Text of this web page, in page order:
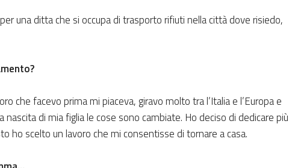
una ditta che si occupa di trasporto rifiuti nella città dove risiedo,
che facevo prima mi piaceva, giravo molto tra l’Italia e l’Europa e
di mia figlia le cose sono cambiate. Ho deciso di dedicare più
ho scelto un lavoro che mi consentisse di tornare a casa.